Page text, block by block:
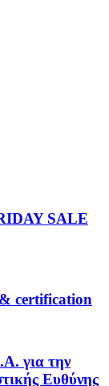
SALE
certification
για την
Ευθύνης